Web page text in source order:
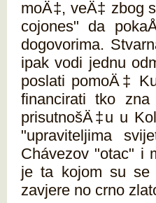
moÄ‡, veÄ‡ zbog
cojones" da
dogovorima.
ipak vodi jednu
poslati pomoÄ‡
financirati tko
prisutnošÄ‡u u
"upraviteljima
Chávezov "otac" i
je ta kojom su se
zavjere no crno